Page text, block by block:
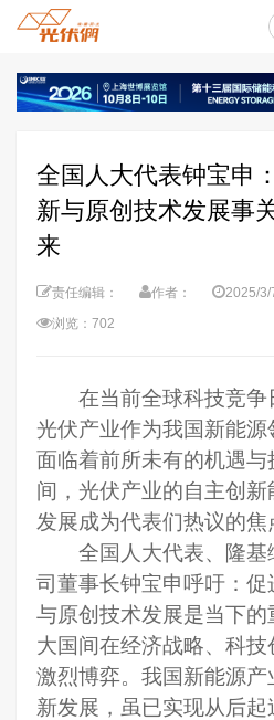
全国人大代表钟宝申
新与原创技术发展事
来
责任编辑： 作者：
2025/3/
浏览：702
在当前全球科技竞争
光伏产业作为我国新能
面临着前所未有的机遇
间，光伏产业的自主创
发展成为代表们热议的焦
全国人大代表、隆
司董事长钟宝申呼吁：促
与原创技术发展是当下的
大国间在经济战略、科技
激烈博弈。我国新能源产
新发展， 虽已实现从后